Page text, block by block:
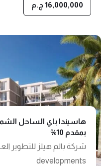
16,000,000 ج.م
بمقدم 10%
developments